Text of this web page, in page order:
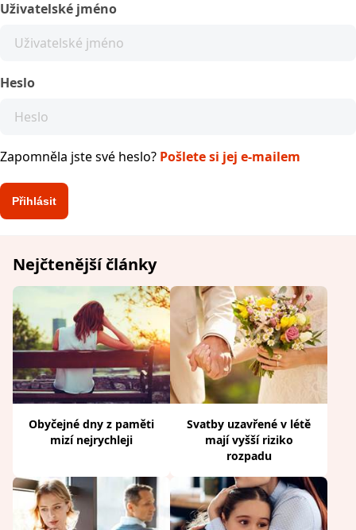
Uživatelské jméno
Heslo
Zapomněla jste své heslo? Pošlete si jej e-mailem
Nejčtenější články
Obyčejné dny z paměti
mizí nejrychleji
Svatby uzavřené v létě
mají vyšší riziko
rozpadu